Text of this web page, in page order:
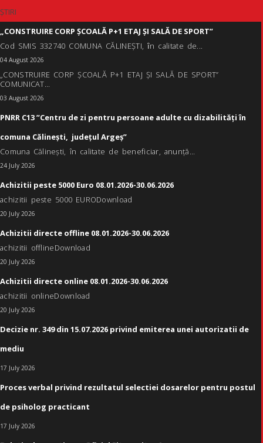
ȘTIRI
„CONSTRUIRE CORP ȘCOALĂ P+1 ETAJ ȘI SALĂ DE SPORT”
Cod SMIS 332740 COMUNA CĂLINEȘTI, ȋn calitate de...
04 August 2026
„CONSTRUIRE CORP ȘCOALĂ P+1 ETAJ ȘI SALĂ DE SPORT”
COMUNICAT...
03 August 2026
PNRR C13 ”Centru de zi pentru persoane adulte cu dizabilități în
comuna Călinești, județul Argeș”
Comuna Călinești, în calitate de beneficiar, anunță...
24 July 2026
Achizitii peste 5000 Euro 08.01.2026-30.06.2026
achizitii peste 5000 EURODownload
20 July 2026
Achizitii directe offline 08.01.2026-30.06.2026
achizitii offlineDownload
20 July 2026
Achizitii directe online 08.01.2026-30.06.2026
achizitii onlineDownload
20 July 2026
Decizie nr. 349 din 15.07.2026 privind emiterea unei autorizatii de
mediu
17 July 2026
Proces verbal privind rezultatul selectiei dosarelor pentru postul
de psiholog practicant
17 July 2026